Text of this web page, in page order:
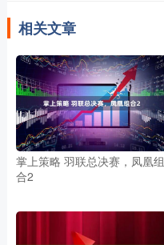
相关文章
掌上策略 羽联总决赛，凤凰组
合2